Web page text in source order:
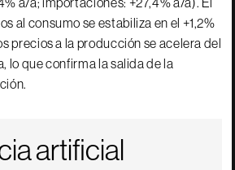
al consumo se estabiliza en el +1,2%
precios a la producción se acelera del
lo que confirma la salida de la
artificial